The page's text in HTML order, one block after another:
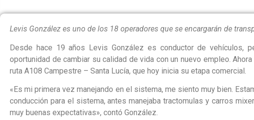
Levis González es uno de los 18 operadores que se encargarán de
Desde hace 19 años Levis González es conductor de vehículos,
oportunidad de cambiar su calidad de vida con un nuevo empleo.
ruta A108 Campestre – Santa Lucía, que hoy inicia su etapa comercial.
«Es mi primera vez manejando en el sistema, me siento muy bien.
conducción para el sistema, antes manejaba tractomulas y carros
muy buenas expectativas», contó González.